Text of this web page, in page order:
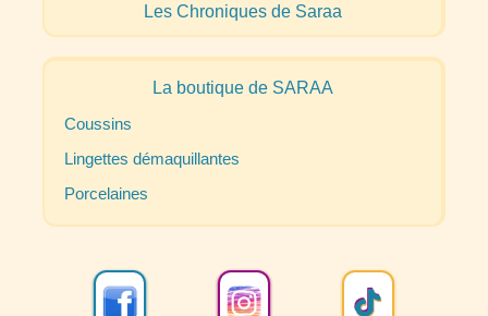
Les Chroniques de Saraa
La boutique de SARAA
Coussins
Lingettes démaquillantes
Porcelaines